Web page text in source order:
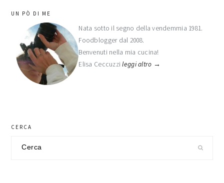
barra
laterale
primaria
UN PÒ DI ME
Nata sotto il segno della vendemmia 1981.
Foodblogger dal 2008.
Benvenuti nella mia cucina!
Elisa Ceccuzzileggi altro →
CERCA